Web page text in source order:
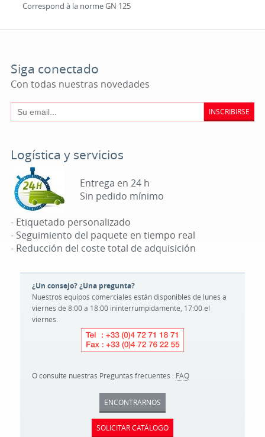
Correspond à la norme GN 125
Siga conectado
Con todas nuestras novedades
INSCRIBIRSE
Logística y servicios
Entrega en 24 h
Sin pedido mínimo
- Etiquetado personalizado
- Seguimiento del paquete en tiempo real
- Reducción del coste total de adquisición
¿Un consejo? ¿Una pregunta?
Nuestros equipos comerciales están disponibles de lunes a
viernes de 8:00 a 18:00 ininterrumpidamente, 17:00 el
viernes.
O consulte nuestras Preguntas frecuentes : FAQ
ENCONTRARNOS
SOLICITAR CATÁLOGO